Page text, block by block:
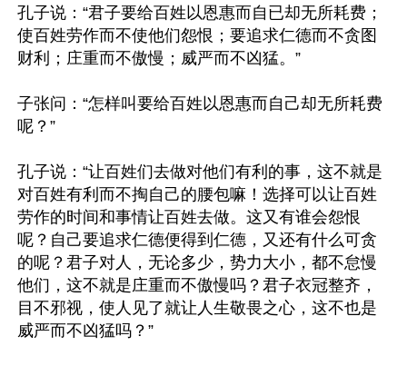
孔子说：“君子要给百姓以恩惠而自已却无所耗费；
使百姓劳作而不使他们怨恨；要追求仁德而不贪图
财利；庄重而不傲慢；威严而不凶猛。”
子张问：“怎样叫要给百姓以恩惠而自己却无所耗费
呢？”
孔子说：“让百姓们去做对他们有利的事，这不就是
对百姓有利而不掏自己的腰包嘛！选择可以让百姓
劳作的时间和事情让百姓去做。这又有谁会怨恨
呢？自己要追求仁德便得到仁德，又还有什么可贪
的呢？君子对人，无论多少，势力大小，都不怠慢
他们，这不就是庄重而不傲慢吗？君子衣冠整齐，
目不邪视，使人见了就让人生敬畏之心，这不也是
威严而不凶猛吗？”